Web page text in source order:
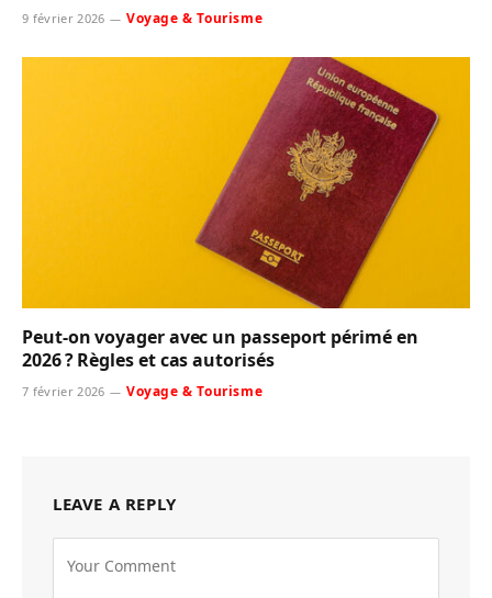
9 février 2026 Voyage & Tourisme
Peut-on voyager avec un passeport périmé en
2026 ? Règles et cas autorisés
7 février 2026 Voyage & Tourisme
LEAVE A REPLY